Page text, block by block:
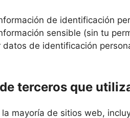
de identificación
sensible (sin tu
datos de identificación
terceros que
mayoría de sitios web,